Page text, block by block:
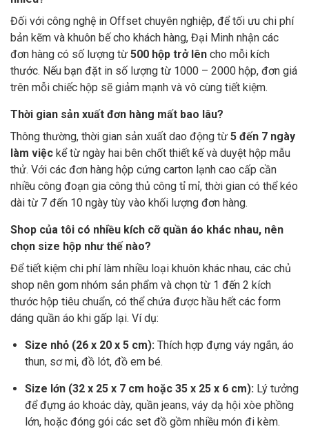
Đối với công nghệ in Offset chuyên nghiệp, để tối ưu chi phí
bản kẽm và khuôn bế cho khách hàng, Đại Minh nhận các
đơn hàng có số lượng từ 500 hộp trở lên cho mỗi kích
thước. Nếu bạn đặt in số lượng từ 1000 – 2000 hộp, đơn giá
trên mỗi chiếc hộp sẽ giảm mạnh và vô cùng tiết kiệm.
Thời gian sản xuất đơn hàng mất bao lâu?
Thông thường, thời gian sản xuất dao động từ 5 đến 7 ngày
làm việc kể từ ngày hai bên chốt thiết kế và duyệt hộp mẫu
thử. Với các đơn hàng hộp cứng carton lạnh cao cấp cần
nhiều công đoạn gia công thủ công tỉ mỉ, thời gian có thể kéo
dài từ 7 đến 10 ngày tùy vào khối lượng đơn hàng.
Shop của tôi có nhiều kích cỡ quần áo khác nhau, nên
chọn size hộp như thế nào?
Để tiết kiệm chi phí làm nhiều loại khuôn khác nhau, các chủ
shop nên gom nhóm sản phẩm và chọn từ 1 đến 2 kích
thước hộp tiêu chuẩn, có thể chứa được hầu hết các form
dáng quần áo khi gấp lại. Ví dụ:
Size nhỏ (26 x 20 x 5 cm): Thích hợp đựng váy ngắn, áo
thun, sơ mi, đồ lót, đồ em bé.
Size lớn (32 x 25 x 7 cm hoặc 35 x 25 x 6 cm): Lý tưởng
để đựng áo khoác dày, quần jeans, váy dạ hội xòe phồng
lớn, hoặc đóng gói các set đồ gồm nhiều món đi kèm.